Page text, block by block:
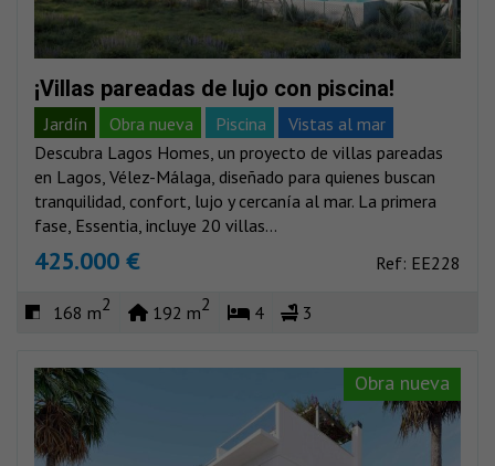
¡Villas pareadas de lujo con piscina!
Jardín Obra nueva Piscina
Vistas al mar
Descubra Lagos Homes, un proyecto de villas pareadas
en Lagos, Vélez-Málaga, diseñado para quienes buscan
tranquilidad, confort, lujo y cercanía al mar. La primera
fase, Essentia, incluye 20 villas...
425.000 € Ref: EE228
168 m2 192 m2 4 3
Obra nueva